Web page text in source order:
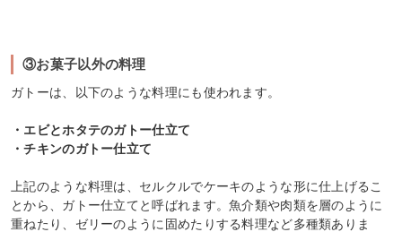
③お菓子以外の料理
ガトーは、以下のような料理にも使われます。
・エビとホタテのガトー仕立て
・チキンのガトー仕立て
上記のような料理は、セルクルでケーキのような形に仕上げるこ
とから、ガトー仕立てと呼ばれます。魚介類や肉類を層のように
重ねたり、ゼリーのように固めたりする料理など多種類ありま